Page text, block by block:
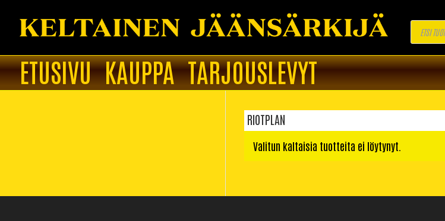
Products
search
ETUSIVU KAUPPA TARJOUSLEVYT
RIOTPLAN
Valitun kaltaisia tuotteita ei löytynyt.